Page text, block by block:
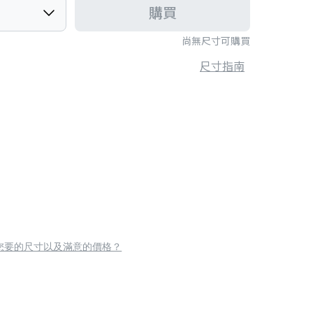
尚無尺寸可購買
購買
尺寸指南
要的尺寸以及滿意的價格？